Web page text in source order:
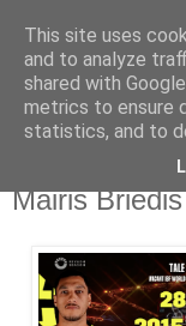
Raksti,
Mairis
This site uses
and to analyze
shared with
metrics to ensure
statistics, and to